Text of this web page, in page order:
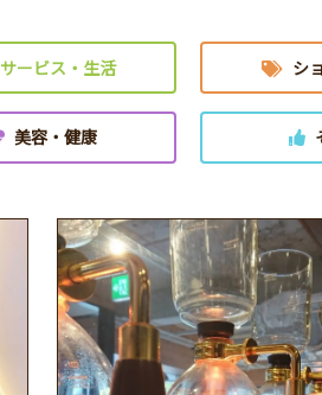
サービス・生活 シ
美容・健康